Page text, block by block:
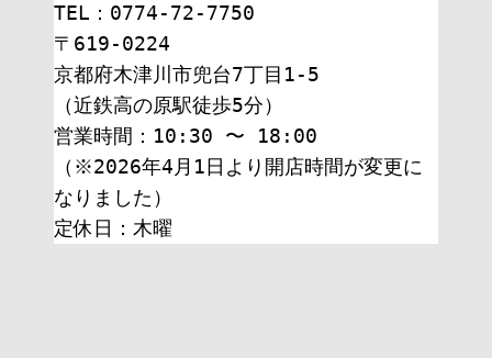
TEL：0774-72-7750
〒619-0224
京都府木津川市兜台7丁目1-5
（近鉄高の原駅徒歩5分）
営業時間：10:30 〜 18:00
（※2026年4月1日より開店時間が変更に
なりました）
定休日：木曜